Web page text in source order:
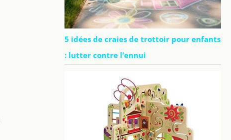
5 idées de craies de trottoir pour enfants
: lutter contre l’ennui